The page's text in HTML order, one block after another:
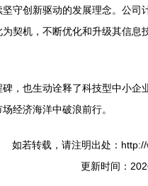
守创新驱动的发展理念。公
契机，不断优化和升级其信
，也生动诠释了科技型中小
经济海洋中破浪前行。
如若转载，请注明出处：
更新时间：